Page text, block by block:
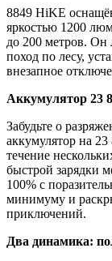
8849 HiKE
яркостью 1200
до 200 метров. Он
поход по лесу,
внезапное
Аккумулятор 23
Забудьте о
аккумулятор на 23
течение
быстрой зарядки
100% с
минимуму и
приключений.
Два динамика: